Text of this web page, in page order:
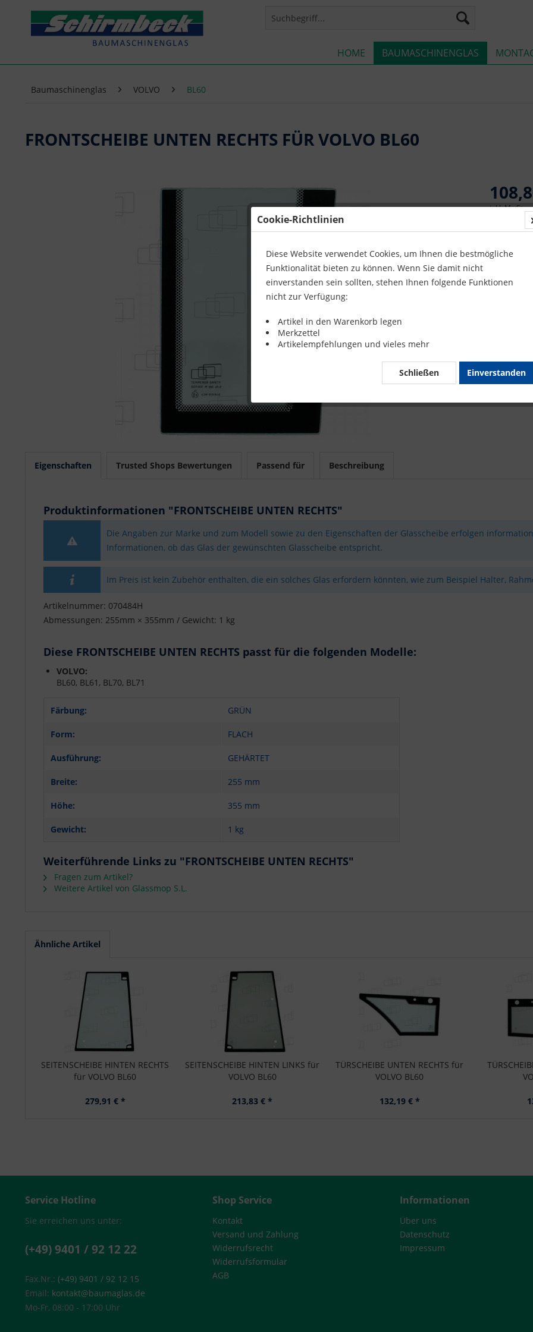
HOME BAUMASCHINENGLAS
Baumaschinenglas VOLVO BL60
FRONTSCHEIBE UNTEN RECHTS FÜR VOLVO BL60
inkl. MwSt.
Merken
Eigenschaften Trusted Shops Bewertungen Passend für Beschreibung
Produktinformationen "FRONTSCHEIBE UNTEN RECHTS"
Die Angaben zur Marke und zum Modell sowie zu den Eigenschaften der Glasscheibe erfolgen
Informationen, ob das Glas der gewünschten Glasscheibe entspricht.
Im Preis ist kein Zubehör enthalten, die ein solches Glas erfordern könnten, wie zum Beispiel Halter,
Artikelnummer: 070484H
Abmessungen: 255mm × 355mm / Gewicht: 1 kg
Diese FRONTSCHEIBE UNTEN RECHTS passt für die folgenden Modelle:
VOLVO:
BL60, BL61, BL70, BL71
Färbung: GRÜN
Form: FLACH
Ausführung: GEHÄRTET
Breite: 255 mm
Höhe: 355 mm
Gewicht: 1 kg
Weiterführende Links zu "FRONTSCHEIBE UNTEN RECHTS"
Fragen zum Artikel?
Weitere Artikel von Glassmop S.L.
Ähnliche Artikel
SEITENSCHEIBE HINTEN RECHTS
für VOLVO BL60
279,91 € *
SEITENSCHEIBE HINTEN LINKS für
VOLVO BL60
213,83 € *
TÜRSCHEIBE UNTEN RECHTS für
VOLVO BL60
132,19 € *
Service Hotline
Sie erreichen uns unter:
(+49) 9401 / 92 12 22
Fax.Nr.: (+49) 9401 / 92 12 15
Email: kontakt@baumaglas.de
Mo-Fr, 08:00 - 17:00 Uhr
Shop Service
Kontakt
Versand und Zahlung
Widerrufsrecht
Widerrufsformular
AGB
Informationen
Über uns
Datenschutz
Impressum
Cookie-Richtlinien
Diese Website verwendet Cookies, um Ihnen die bestmögliche
Funktionalität bieten zu können. Wenn Sie damit nicht
einverstanden sein sollten, stehen Ihnen folgende Funktionen
nicht zur Verfügung:
Artikel in den Warenkorb legen
Merkzettel
Artikelempfehlungen und vieles mehr
Einverstanden
Schließen